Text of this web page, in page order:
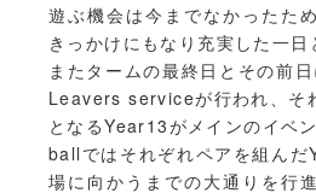
遊ぶ機会は今までなかったた
きっかけにもなり充実した一日
またタームの最終日とその前
Leavers serviceが行われ、そ
となるYear13がメインのイベ
ballではそれぞれペアを組ん
場に向かうまでの大通りを行